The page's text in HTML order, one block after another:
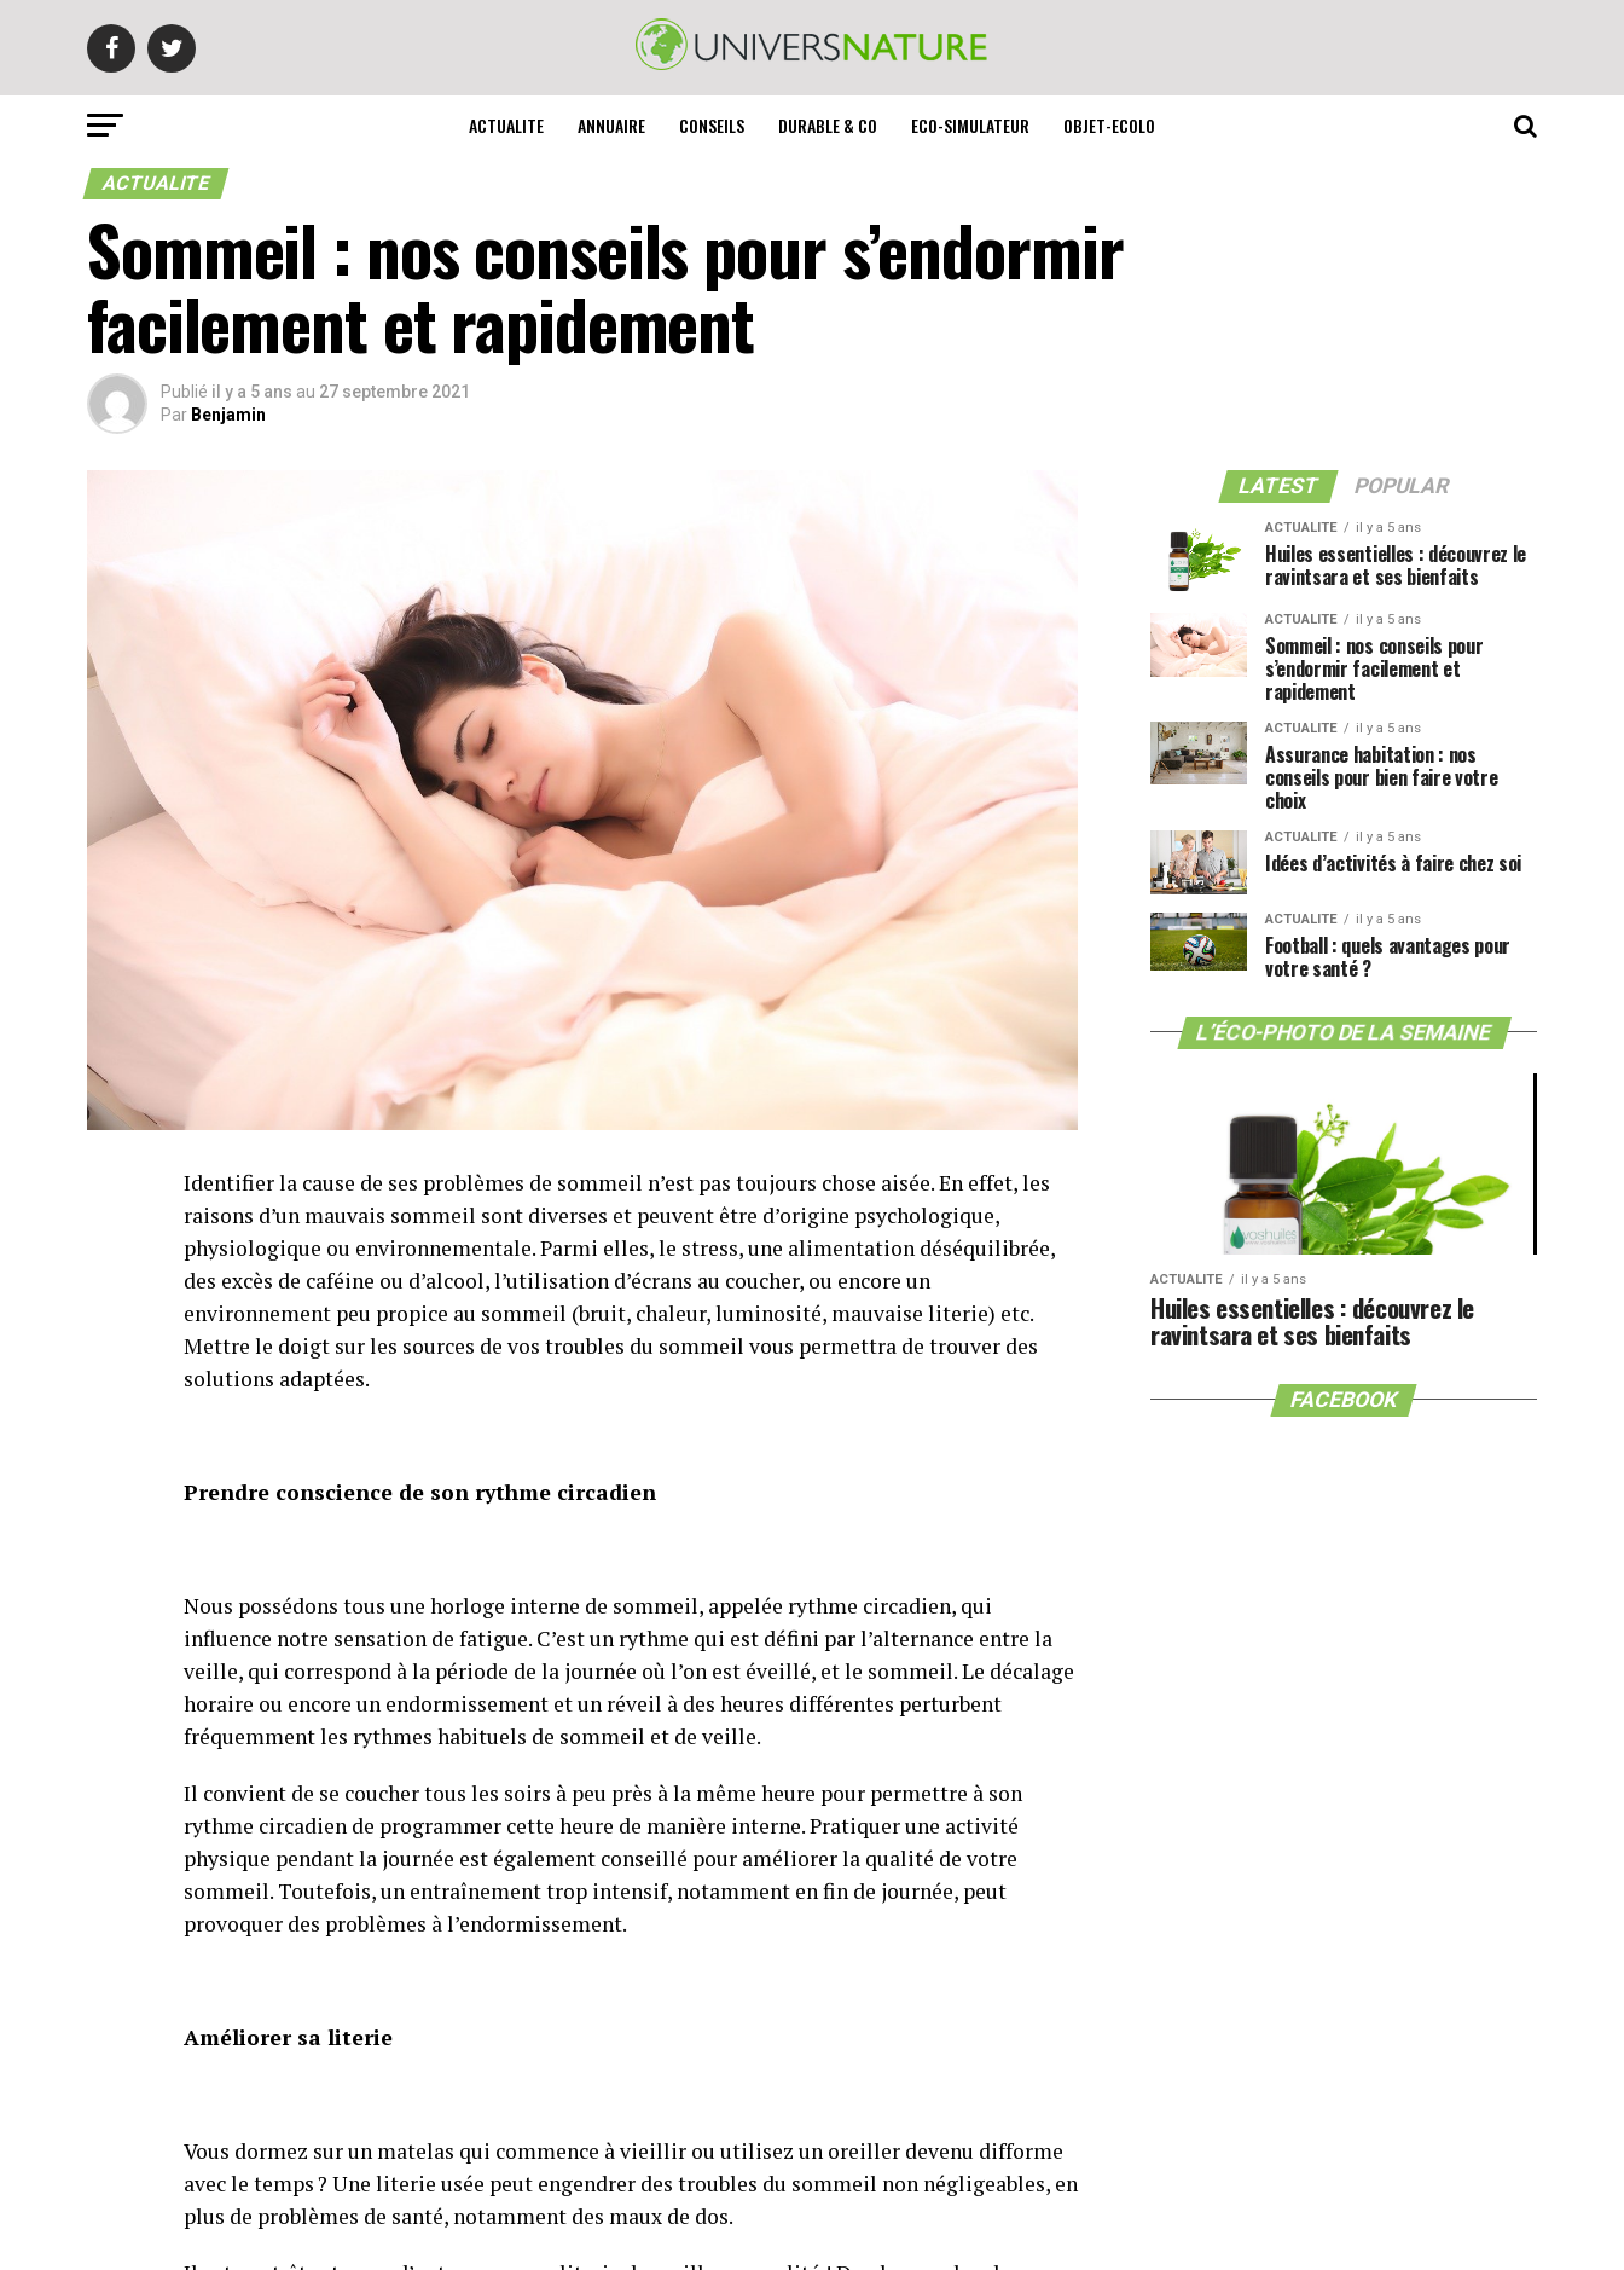
ACTUALITE ANNUAIRE CONSEILS DURABLE & CO ECO-SIMULATEUR OBJET-ECOLO
ACTUALITE
Sommeil : nos conseils pour s’endormir
facilement et rapidement
Publié il y a 5 ans au 27 septembre 2021
Par Benjamin
Identifier la cause de ses problèmes de sommeil n’est pas toujours chose aisée. En effet, les
raisons d’un mauvais sommeil sont diverses et peuvent être d’origine psychologique,
physiologique ou environnementale. Parmi elles, le stress, une alimentation déséquilibrée,
des excès de caféine ou d’alcool, l’utilisation d’écrans au coucher, ou encore un
environnement peu propice au sommeil (bruit, chaleur, luminosité, mauvaise literie) etc.
Mettre le doigt sur les sources de vos troubles du sommeil vous permettra de trouver des
solutions adaptées.
Prendre conscience de son rythme circadien
Nous possédons tous une horloge interne de sommeil, appelée rythme circadien, qui
influence notre sensation de fatigue. C’est un rythme qui est défini par l’alternance entre la
veille, qui correspond à la période de la journée où l’on est éveillé, et le sommeil. Le décalage
horaire ou encore un endormissement et un réveil à des heures différentes perturbent
fréquemment les rythmes habituels de sommeil et de veille.
Il convient de se coucher tous les soirs à peu près à la même heure pour permettre à son
rythme circadien de programmer cette heure de manière interne. Pratiquer une activité
physique pendant la journée est également conseillé pour améliorer la qualité de votre
sommeil. Toutefois, un entraînement trop intensif, notamment en fin de journée, peut
provoquer des problèmes à l’endormissement.
Améliorer sa literie
Vous dormez sur un matelas qui commence à vieillir ou utilisez un oreiller devenu difforme
avec le temps ? Une literie usée peut engendrer des troubles du sommeil non négligeables, en
plus de problèmes de santé, notamment des maux de dos.
LATEST POPULAR
ACTUALITE il y a 5 ans
Huiles essentielles : découvrez le
ravintsara et ses bienfaits
ACTUALITE il y a 5 ans
Sommeil : nos conseils pour
s’endormir facilement et
rapidement
ACTUALITE il y a 5 ans
Assurance habitation : nos
conseils pour bien faire votre
choix
ACTUALITE il y a 5 ans
Idées d’activités à faire chez soi
ACTUALITE il y a 5 ans
Football : quels avantages pour
votre santé ?
L’ÉCO-PHOTO DE LA SEMAINE
ACTUALITE il y a 5 ans
Huiles essentielles : découvrez le
ravintsara et ses bienfaits
FACEBOOK